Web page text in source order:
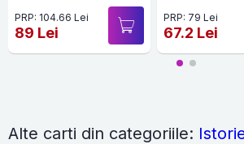
PRP: 104.66 Lei
89 Lei
PRP: 79 Lei
67.2 Lei
Alte carti din categoriile: